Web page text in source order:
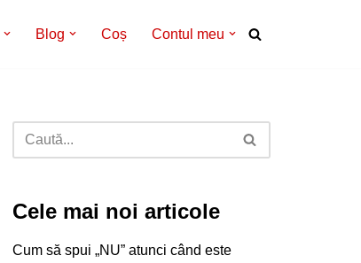
Blog Coș Contul meu
Cele mai noi articole
Cum să spui „NU” atunci când este